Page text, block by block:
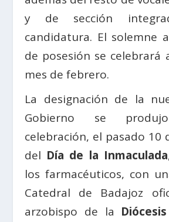
y de sección
candidatura. El solemne
de posesión se celebrará
mes de febrero.
La designación de la
Gobierno se
celebración, el pasado 10
del Día de la Inmaculada
los farmacéuticos, con
Catedral de Badajoz
arzobispo de la